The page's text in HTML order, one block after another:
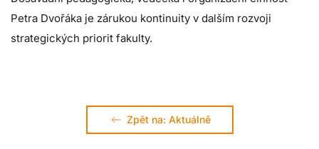
Petra Dvořáka je zárukou kontinuity v dalším rozvoji
strategických priorit fakulty.
Zpět na: Aktuálně